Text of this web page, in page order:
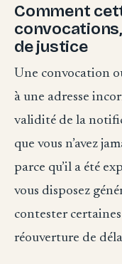
Comment
de justice
Une convocation
à une adresse
validité de la
que vous n’avez
parce qu’il a été
vous disposez
contester
réouverture de